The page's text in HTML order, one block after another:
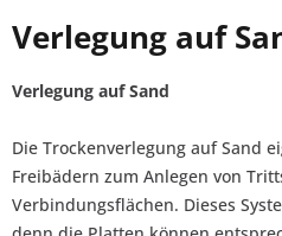
Verlegung auf
Verlegung auf Sand
Die Trockenverlegung auf Sand
Freibädern zum Anlegen von
Verbindungsflächen. Dieses